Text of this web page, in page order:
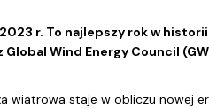
r. To najlepszy rok w
Wind Energy Council
wiatrowa staje w obliczu nowej